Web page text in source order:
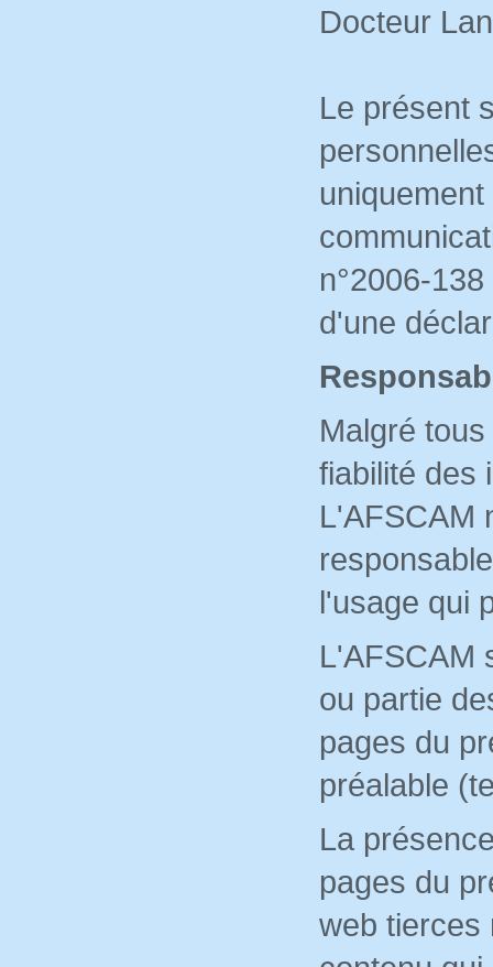
Docteur
Le présent
n°2006-
d'une
Malgré
fiabilité des
L'AFSCAM
l'usage qui
L'AFSCAM
ou partie
pages du
préalable
La
pages du
web tierces